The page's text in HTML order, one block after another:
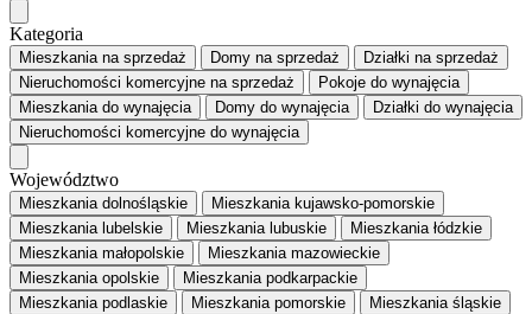
Kategoria
Mieszkaniana sprzedaż Domy na sprzedaż Działki na sprzedaż
Nieruchomości komercyjne na sprzedaż Pokoje do wynajęcia
Mieszkaniado wynajęcia Domy do wynajęcia Działki do wynajęcia
Nieruchomości komercyjne do wynajęcia
Województwo
Mieszkania dolnośląskie
Mieszkania kujawsko-pomorskie
Mieszkania lubelskie
Mieszkania lubuskie
Mieszkania łódzkie
Mieszkania małopolskie
Mieszkania mazowieckie
Mieszkania opolskie
Mieszkania podkarpackie
Mieszkania podlaskie
Mieszkania pomorskie
Mieszkania śląskie